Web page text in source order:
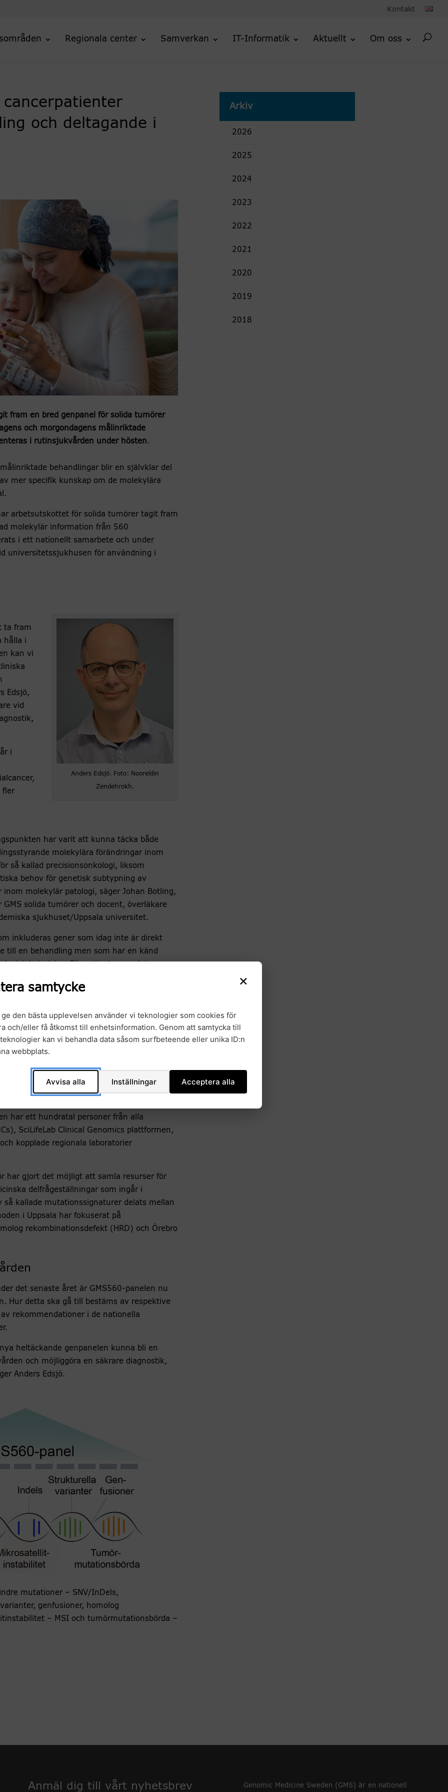
Kontakt
Regionala center Samverkan IT-Informatik Aktuellt Om oss
och deltagande i
fram en bred genpanel för solida tumörer
och morgondagens målinriktade
i rutinsjukvården under hösten.
behandlingar blir en självklar del
mer specifik kunskap om de molekylära
arbetsutskottet för solida tumörer tagit fram
molekylär information från 560
i ett nationellt samarbete och under
universitetssjukhusen för användning i
Anders Edsjö. Foto: Nooreldin
Zendehrokh.
ta fram
hålla i
kan vi
Edsjö,
vid
i
fler
har varit att kunna täcka både
molekylära förändringar inom
så kallad precisionsonkologi, liksom
behov för genetisk subtypning av
inom molekylär patologi, säger Johan Botling,
GMS solida tumörer och docent, överläkare
sjukhuset/Uppsala universitet.
inkluderas gener som idag inte är direkt
till en behandling men som har en känd
få tillgång till kommande målinriktade
har vi samlat ett tvärprofessionellt team
och andra yrkesgrupper, säger
har ett hundratal personer från alla
SciLifeLab Clinical Genomics plattformen,
kopplade regionala laboratorier
har gjort det möjligt att samla resurser för
delfrågeställningar som ingår i
så kallade mutationssignaturer delats mellan
i Uppsala har fokuserat på
rekombinationsdefekt (HRD) och Örebro
det senaste året är GMS560-panelen nu
Hur detta ska gå till bestäms av respektive
rekommendationer i de nationella
heltäckande genpanelen kunna bli en
och möjliggöra en säkrare diagnostik,
Anders Edsjö.
mutationer – SNV/InDels,
genfusioner, homolog
– MSI och tumörmutationsbörda –
Arkiv
2026
2025
2024
2023
2022
2021
2020
2019
2018
Anmäl dig till vårt nyhetsbrev Genomic Medicine Sweden (GMS) är en nationell
×
samtycke
ge den bästa upplevelsen använder vi teknologier som cookies för
och/eller få åtkomst till enhetsinformation. Genom att samtycka till
kan vi behandla data såsom surfbeteende eller unika ID:n
webbplats.
Avvisa alla Inställningar Acceptera alla